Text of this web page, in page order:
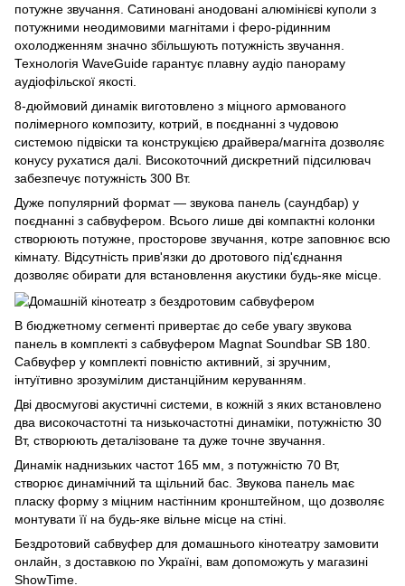
потужне звучання. Сатиновані анодовані алюмінієві куполи з
потужними неодимовими магнітами і феро-рідинним
охолодженням значно збільшують потужність звучання.
Технологія WaveGuide гарантує плавну аудіо панораму
аудіофільскої якості.
8-дюймовий динамік виготовлено з міцного армованого
полімерного композиту, котрий, в поєднанні з чудовою
системою підвіски та конструкцією драйвера/магніта дозволяє
конусу рухатися далі. Високоточний дискретний підсилювач
забезпечує потужність 300 Вт.
Дуже популярний формат — звукова панель (саундбар) у
поєднанні з сабвуфером. Всього лише дві компактні колонки
створюють потужне, просторове звучання, котре заповнює всю
кімнату. Відсутність прив'язки до дротового під'єднання
дозволяє обирати для встановлення акустики будь-яке місце.
В бюджетному сегменті привертає до себе увагу звукова
панель в комплекті з сабвуфером Magnat Soundbar SB 180.
Сабвуфер у комплекті повністю активний, зі зручним,
інтуїтивно зрозумілим дистанційним керуванням.
Дві двосмугові акустичні системи, в кожній з яких встановлено
два високочастотні та низькочастотні динаміки, потужністю 30
Вт, створюють деталізоване та дуже точне звучання.
Динамік наднизьких частот 165 мм, з потужністю 70 Вт,
створює динамічний та щільний бас. Звукова панель має
пласку форму з міцним настінним кронштейном, що дозволяє
монтувати її на будь-яке вільне місце на стіні.
Бездротовий сабвуфер для домашнього кінотеатру замовити
онлайн, з доставкою по Україні, вам допоможуть у магазині
ShowTime.